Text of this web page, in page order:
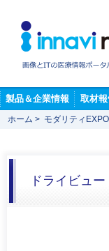
製品＆企業情報 取材
ホーム > モダリティ
ドライビュ